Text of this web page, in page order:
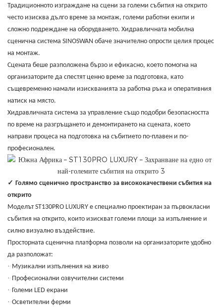
Традиционното изграждане на сцени за големи събития на открито
често изисква дълго време за монтаж, големи работни екипи и
сложно подреждане на оборудването. Хидравличната мобилна
сценична система SINOSWAN обаче значително опрости целия процес
на монтаж.
Сцената беше разположена бързо и ефикасно, което помогна на
организаторите да спестят ценно време за подготовка, като
същевременно намали изискванията за работна ръка и оперативния
натиск на място.
Хидравличната система за управление също подобри безопасността
по време на разгръщането и демонтирането на сцената, което
направи процеса на подготовка на събитието по-плавен и по-
професионален.
✓ Голямо сценично пространство за висококачествени събития на
открито
Моделът ST130PRO LUXURY е специално проектиран за първокласни
събития на открито, които изискват големи площи за изпълнение и
силно визуално въздействие.
Просторната сценична платформа позволи на организаторите удобно
да разположат:
· Музикални изпълнения на живо
· Професионални озвучителни системи
· Големи LED екрани
· Осветителни ферми